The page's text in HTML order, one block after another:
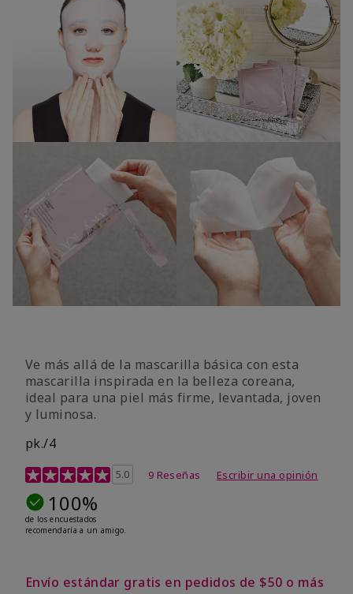
Ve más allá de la mascarilla básica con esta
mascarilla inspirada en la belleza coreana,
ideal para una piel más firme, levantada, joven
y luminosa.
pk./4
Calificación de clientes de 3,6 de 5
5.0 9 Reseñas Escribir una opinión
100%
de los encuestados
recomendaría a un amigo.
Envío estándar gratis en pedidos de $50 o más